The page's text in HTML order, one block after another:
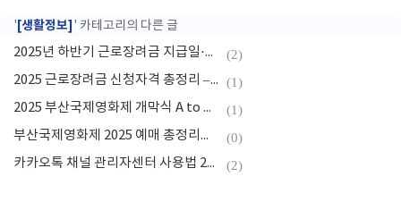
' [생활정보] ' 카테고리의 다른 글
2025년 하반기 근로장려금 지급일·입금 시간 총정리 (2)
2025 근로장려금 신청자격 총정리 – 홈택스로 간편하게! (1)
2025 부산국제영화제 개막식 A to Z｜개막작·사회자·레드카펫 총정리 (1)
부산국제영화제 2025 예매 총정리｜일정·방법·티켓팅 꿀팁 (0)
카카오톡 채널 관리자센터 사용법 2025｜운영자 가이드 (2)